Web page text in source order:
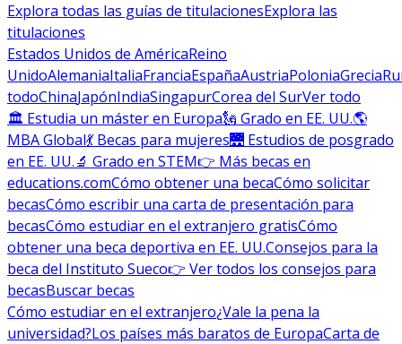
Explora todas las guías de titulacionesExplora las
titulaciones
Estados Unidos de AméricaReino
UnidoAlemaniaItaliaFranciaEspañaAustriaPoloniaGrecia
todoChinaJapónIndiaSingapurCorea del SurVer todo
🏛 Estudia un máster en Europa🗽 Grado en EE. UU.🌎
MBA Global💃 Becas para mujeres🌉 Estudios de posgrado
en EE. UU.🔬 Grado en STEM👉 Más becas en
educations.comCómo obtener una becaCómo solicitar
becasCómo escribir una carta de presentación para
becasCómo estudiar en el extranjero gratisCómo
obtener una beca deportiva en EE. UU.Consejos para la
beca del Instituto Sueco👉 Ver todos los consejos para
becasBuscar becas
Cómo estudiar en el extranjero¿Vale la pena la
universidad?Los países más baratos de EuropaCarta de